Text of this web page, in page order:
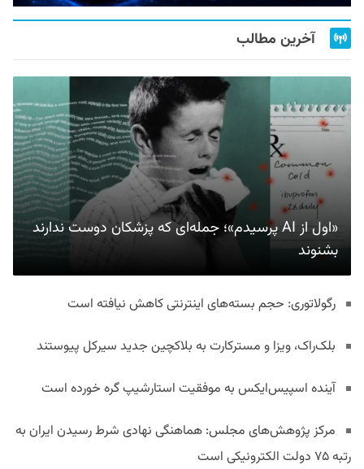
آخرین مطالب
«اول از AI پرسیدم»؛ جمله‌ای که پزشکان دوست ندارند
بشنوند
رگولاتوری: حجم بسته‌های اینترنتی کاهش نیافته است
بلک‌راک، ویزا و مسترکارت به بلاکچین جدید سیرکل پیوستند
آینده اسپیس‌ایکس به موفقیت استارشیپ گره خورده است
مرکز پژوهش‌های مجلس: هماهنگی نهادی شرط رسیدن ایران به
رتبه ۷۵ دولت الکترونیکی است